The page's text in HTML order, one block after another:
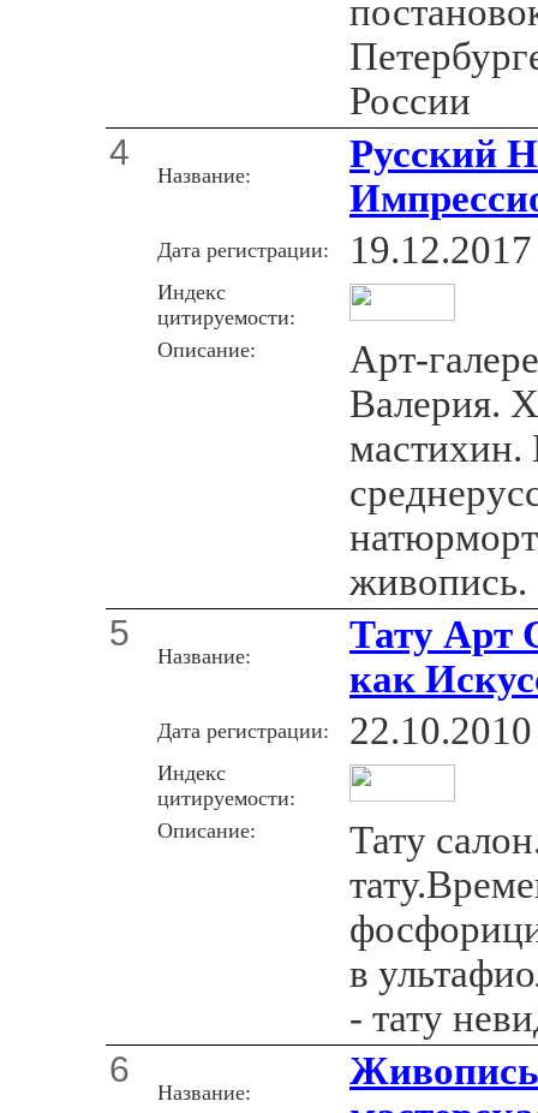
России
4
Название:
Русский
Дата регистрации: 19.12.2017
Индекс
цитируемости:
Описание:
Арт-
Валерия.
живопись.
5
Название:
Тату Арт
как
Дата регистрации: 22.10.2010
Индекс
цитируемости:
Описание:
Тату
в
- тату
6
Название: